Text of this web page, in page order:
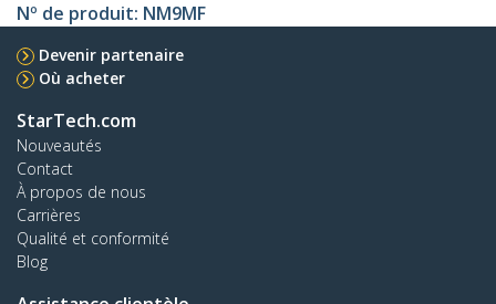
Nº de produit: NM9MF
Devenir partenaire
Où acheter
StarTech.com
Nouveautés
Contact
À propos de nous
Carrières
Qualité et conformité
Blog